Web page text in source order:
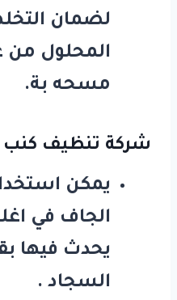
لضمان
المحلول من
مسحه بة.
شركة تنظيف كنب
يمكن
الجاف في
يحدث فيها
السجاد .